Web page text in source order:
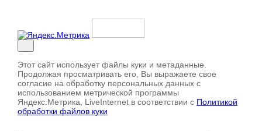
Этот сайт использует файлы куки и метаданные.
Продолжая просматривать его, Вы выражаете свое
согласие на обработку персональных данных с
использованием метрической программы
Яндекс.Метрика, LiveInternet в соответствии с Политикой
обработки файлов куки